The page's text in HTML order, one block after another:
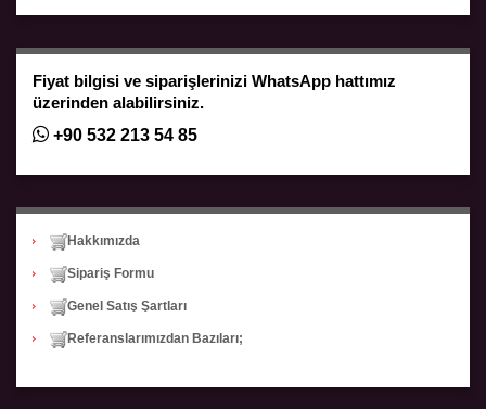
Fiyat bilgisi ve siparişlerinizi WhatsApp hattımız
üzerinden alabilirsiniz.
+90 532 213 54 85
Hakkımızda
Sipariş Formu
Genel Satış Şartları
Referanslarımızdan Bazıları;